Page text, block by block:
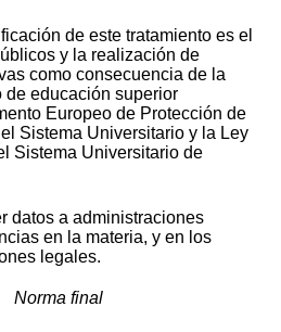
de este tratamiento es el
y la realización de
como consecuencia de la
de educación superior
Europeo de Protección de
Sistema Universitario y la Ley
Sistema Universitario de
a administraciones
en la materia, y en los
legales.
Norma final